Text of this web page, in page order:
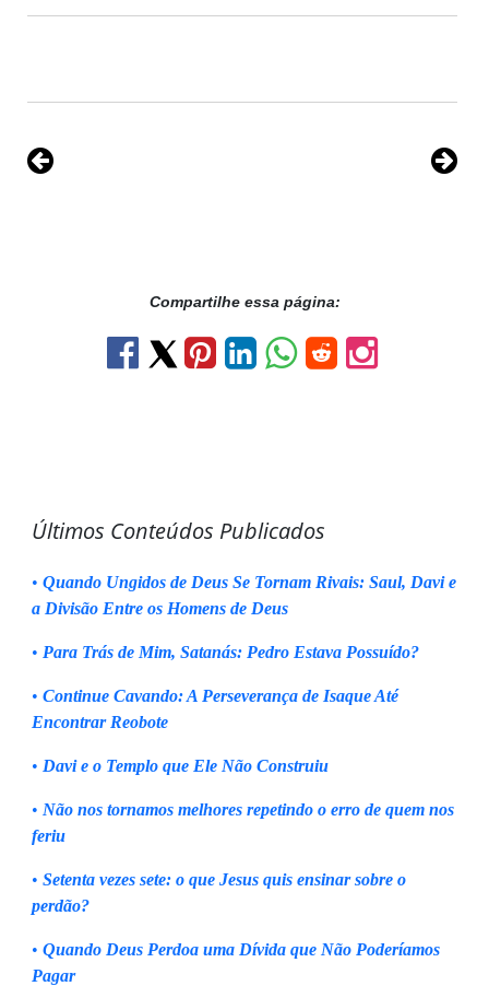
Compartilhe essa página:
Últimos Conteúdos Publicados
• Quando Ungidos de Deus Se Tornam Rivais: Saul, Davi e
a Divisão Entre os Homens de Deus
• Para Trás de Mim, Satanás: Pedro Estava Possuído?
• Continue Cavando: A Perseverança de Isaque Até
Encontrar Reobote
• Davi e o Templo que Ele Não Construiu
• Não nos tornamos melhores repetindo o erro de quem nos
feriu
• Setenta vezes sete: o que Jesus quis ensinar sobre o
perdão?
• Quando Deus Perdoa uma Dívida que Não Poderíamos
Pagar